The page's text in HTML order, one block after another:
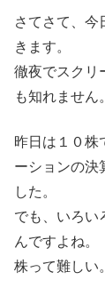
さてさて、今
きます。
徹夜でスクリ
も知れません。
昨日は１０株
ーションの決
した。
でも、いろい
んですよね。
株って難しい。